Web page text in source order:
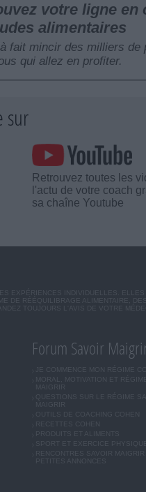
votre ligne en
alimentaires
fait mincir des milliers de
qui allez en profiter.
sur
Retrouvez toutes les
l'actu de votre coach
sa chaîne Youtube
EXPÉRIENCES INDIVIDUELLES.
DE RÉÉQUILIBRAGE ALIMENTAIRE,
TOUJOURS L'AVIS DE VOTRE
Forum Savoir
JE COMMENCE MON RÉGIME
MORAL, MOTIVATION ET
MAIGRIR
QUESTIONS SUR LE RÉGIME
MAIGRIR
OUTILS DE COACHING COHEN
RECETTES COHEN
PRODUITS ET ALIMENTS
SPORT ET EXERCICE PHYSIQUE
RENCONTRES SAVOIR MAIGRIR
PETITES ANNONCES